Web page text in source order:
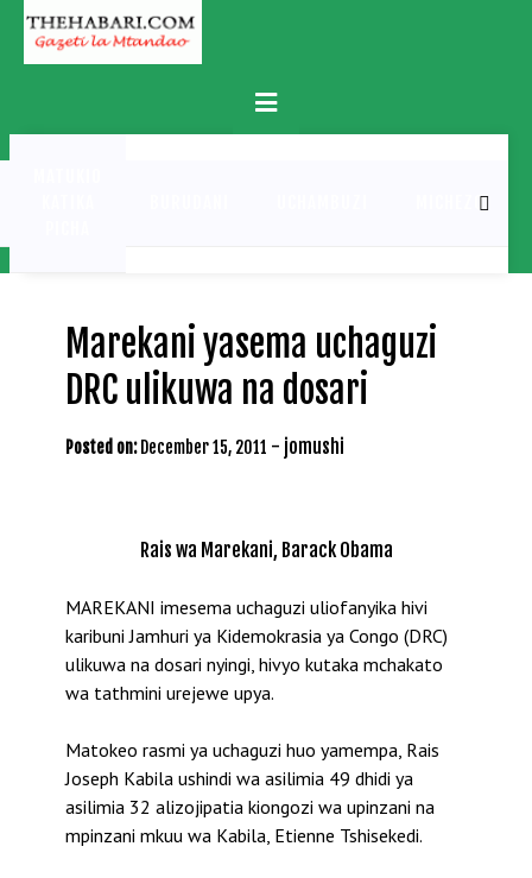
Skip
content
Primary
Menu
MICHEZO
Marekani yasema uchaguzi
DRC ulikuwa na dosari
Posted on: December 15, 2011 - jomushi
Rais wa Marekani, Barack Obama
MAREKANI imesema uchaguzi uliofanyika hivi
karibuni Jamhuri ya Kidemokrasia ya Congo (DRC)
ulikuwa na dosari nyingi, hivyo kutaka mchakato
wa tathmini urejewe upya.
Matokeo rasmi ya uchaguzi huo yamempa, Rais
Joseph Kabila ushindi wa asilimia 49 dhidi ya
asilimia 32 alizojipatia kiongozi wa upinzani na
mpinzani mkuu wa Kabila, Etienne Tshisekedi.